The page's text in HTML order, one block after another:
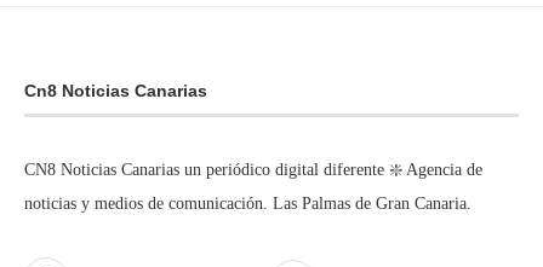
Cn8 Noticias Canarias
CN8 Noticias Canarias un periódico digital diferente ❇️ Agencia de
noticias y medios de comunicación. Las Palmas de Gran Canaria.